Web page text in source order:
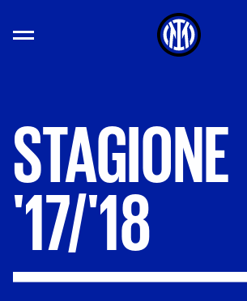
STAGIONE
'17/'18